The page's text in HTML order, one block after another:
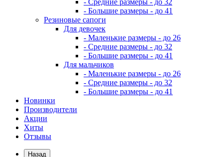
- Средние размеры - до 32
- Большие размеры - до 41
Резиновые сапоги
Для девочек
- Маленькие размеры - до 26
- Средние размеры - до 32
- Большие размеры - до 41
Для мальчиков
- Маленькие размеры - до 26
- Средние размеры - до 32
- Большие размеры - до 41
Новинки
Производители
Акции
Хиты
Отзывы
Назад